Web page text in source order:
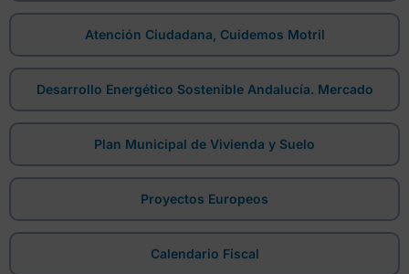
Atención Ciudadana, Cuidemos Motril
Desarrollo Energético Sostenible Andalucía. Mercado
Plan Municipal de Vivienda y Suelo
Proyectos Europeos
Calendario Fiscal